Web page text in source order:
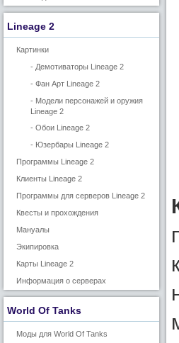
Lineage 2
Картинки
- Демотиваторы Lineage 2
- Фан Арт Lineage 2
- Модели персонажей и оружия
Lineage 2
- Обои Lineage 2
- Юзербары Lineage 2
Программы Lineage 2
Клиенты Lineage 2
Программы для серверов Lineage 2
Квесты и прохождения
Мануалы
Экипировка
Карты Lineage 2
Информация о серверах
World Of Tanks
Моды для World Of Tanks